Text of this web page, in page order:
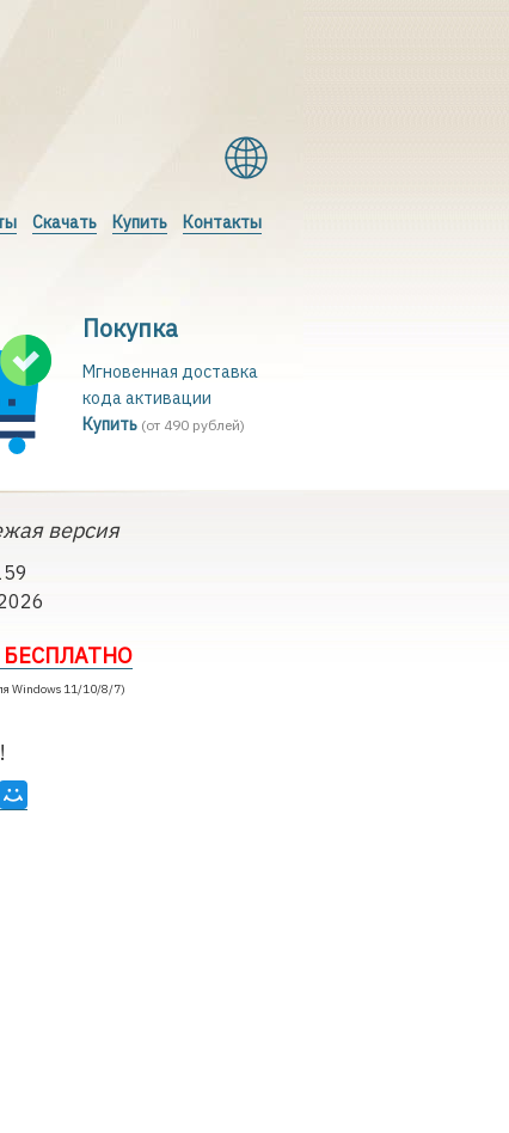
Скачать Купить Контакты
Покупка
Мгновенная доставка
кода активации
Купить (от 490 рублей)
версия
БЕСПЛАТНО
Windows 11/10/8/7)